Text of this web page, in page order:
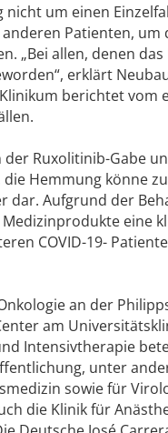
um einen
Patienten, um
„Bei allen, denen
erklärt
berichtet vom
Ruxolitinib-Gabe
Hemmung könne
dar. Aufgrund der
eine
COVID-19-
an der
am
Intensivtherapie
unter
sowie für
die Klinik für